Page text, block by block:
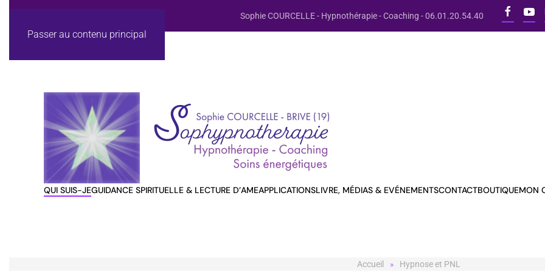
Passer au contenu principal
Sophie COURCELLE - Hypnothérapie - Coaching - 06.01.20.54.40
QUI SUIS-JEGUIDANCE SPIRITUELLE & LECTURE D’AMEAPPLICATIONSLIVRE, MÉDIAS & EVÉNEMENTSCONTACTBOUTIQUEMON
Accueil Hypnose et PNL